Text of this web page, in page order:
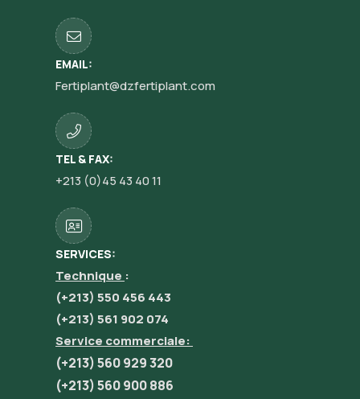
EMAIL:
Fertiplant@dzfertiplant.com
TEL & FAX:
+213 (0)45 43 40 11
SERVICES:
Technique :
(+213) 550 456 443
(+213) 561 902 074
Service commerciale:
(+213) 560 929 320
(+213) 560 900 886